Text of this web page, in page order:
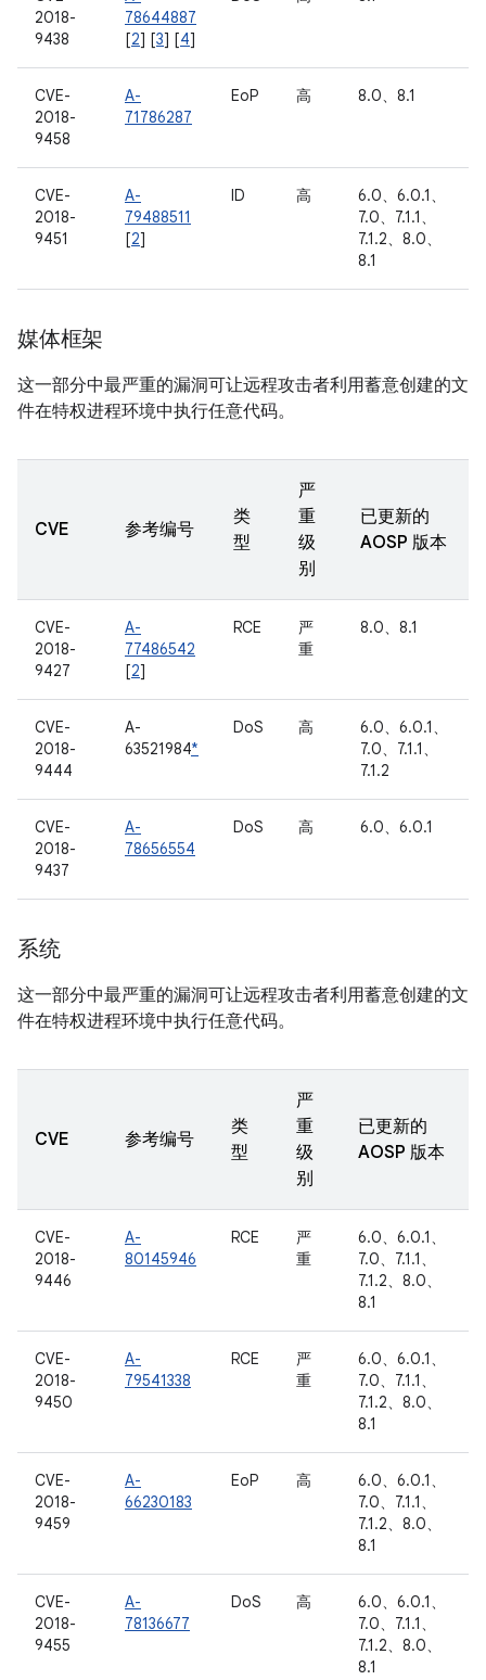
2018-
9438
78644887
[2] [3] [4]
CVE-
2018-
9458
A-
71786287
EoP 高 8.0、8.1
CVE-
2018-
9451
A-
79488511
[2]
ID 高
6.0、6.0.1、
7.0、7.1.1、
7.1.2、8.0、
8.1
媒体框架
这一部分中最严重的漏洞可让远程攻击者利用蓄意创建的文
件在特权进程环境中执行任意代码。
CVE 参考编号
类
型
严
重
级
别
已更新的
AOSP 版本
CVE-
2018-
9427
A-
77486542
[2]
RCE
严
重
8.0、8.1
CVE-
2018-
9444
A-
63521984*
DoS 高
6.0、6.0.1、
7.0、7.1.1、
7.1.2
CVE-
2018-
9437
A-
78656554
DoS 高 6.0、6.0.1
系统
这一部分中最严重的漏洞可让远程攻击者利用蓄意创建的文
件在特权进程环境中执行任意代码。
CVE 参考编号
类
型
严
重
级
别
已更新的
AOSP 版本
CVE-
2018-
9446
A-
80145946
RCE
严
重
6.0、6.0.1、
7.0、7.1.1、
7.1.2、8.0、
8.1
CVE-
2018-
9450
A-
79541338
RCE
严
重
6.0、6.0.1、
7.0、7.1.1、
7.1.2、8.0、
8.1
CVE-
2018-
9459
A-
66230183
EoP 高
6.0、6.0.1、
7.0、7.1.1、
7.1.2、8.0、
8.1
CVE-
2018-
9455
A-
78136677
DoS 高
6.0、6.0.1、
7.0、7.1.1、
7.1.2、8.0、
8.1